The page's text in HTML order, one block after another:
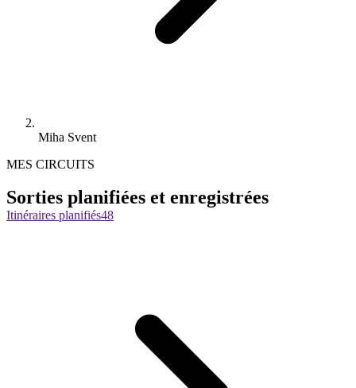
Miha Svent
MES CIRCUITS
Sorties planifiées et enregistrées
Itinéraires planifiés48